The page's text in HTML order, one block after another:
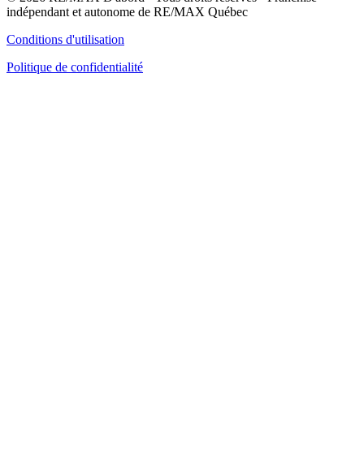
indépendant et autonome de RE/MAX Québec
Conditions d'utilisation
Politique de confidentialité